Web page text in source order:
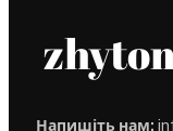
Напишіть нам: